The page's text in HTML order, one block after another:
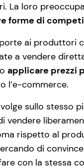
loro
forme di
ai produttori
a vendere
applicare prezzi
l’e-commerce.
sullo
rispetto al
di
con la stessa